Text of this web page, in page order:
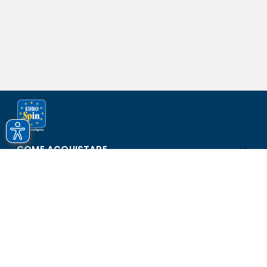
COME ACQUISTARE